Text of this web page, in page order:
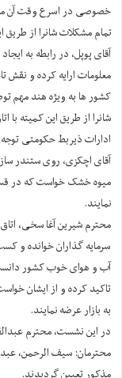
خصوصی در اسرع وقت آن
تمام مشکلات شانرا از طریق
آقای پوپل، در رابطه به
معلومات ارایه کرده و نقش
کشور ها به ویژه هند مهم
شانرا از طریق این کمیته با
ادارات ذیربط حکومتی
آقای اچکزی، روی ستندر
میوه خشک خواست که در
نمایند.
محترم شیرین آغا سخی،
سرمایه گذاران خوانده و
آب و هوای خوب کشور
تاکید کرده و از ایشان
به بازار عرضه نمایند.
در این نشست، محترم
محترمان: سیف الرحمن،
مذکور تعیین گردیدند.